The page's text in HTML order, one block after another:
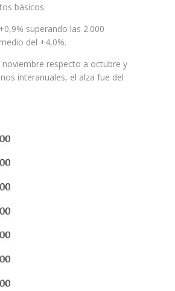
básicos.
superando las 2.000
del +4,0%.
noviembre respecto a octubre y
interanuales, el alza fue del